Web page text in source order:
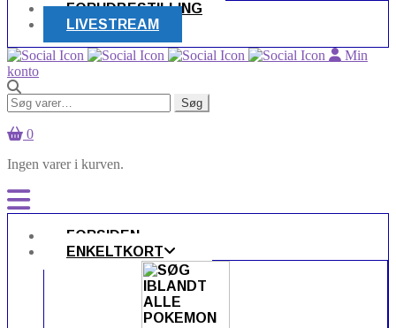
FORUDBESTILLING
LIVESTREAM
Min
konto
Søg
efter:
Søg
0
Ingen varer i kurven.
FORSIDEN
ENKELTKORT